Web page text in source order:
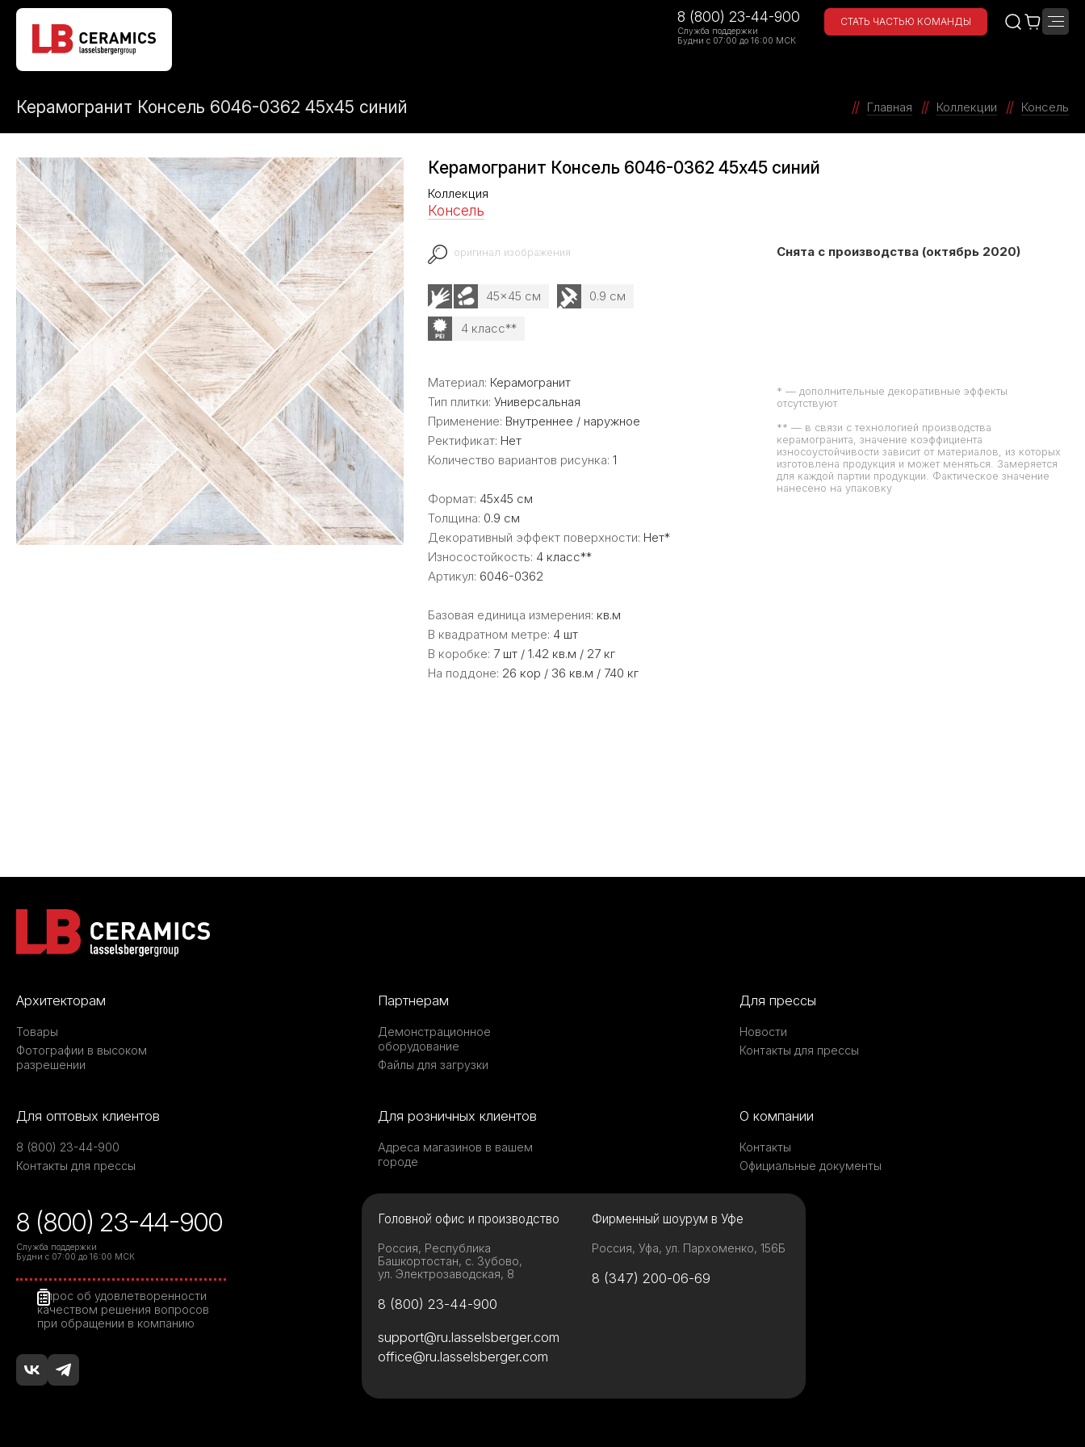
8 (800) 23-44-900
Служба поддержки
Будни с 07:00 до 16:00 МСК
СТАТЬ ЧАСТЬЮ КОМАНДЫ
Керамогранит Консель 6046-0362 45x45 синий Главная Коллекции Консель
Керамогранит Консель 6046-0362 45x45 синий
Коллекция
Консель
оригинал изображения
45x45 см 0.9 см
4 класс**
Снята с производства (октябрь 2020)
Материал: Керамогранит
Тип плитки: Универсальная
Применение: Внутреннее / наружное
Ректификат: Нет
Количество вариантов рисунка: 1
Формат: 45x45 см
Толщина: 0.9 см
Декоративный эффект поверхности: Нет*
Износостойкость: 4 класс**
Артикул: 6046-0362
Базовая единица измерения: кв.м
В квадратном метре: 4 шт
В коробке: 7 шт / 1.42 кв.м / 27 кг
На поддоне: 26 кор / 36 кв.м / 740 кг
* — дополнительные декоративные эффекты
отсутствуют
** — в связи с технологией производства
керамогранита, значение коэффициента
износоустойчивости зависит от материалов, из которых
изготовлена продукция и может меняться. Замеряется
для каждой партии продукции. Фактическое значение
нанесено на упаковку
Архитекторам
Товары
Фотографии в высоком
разрешении
Партнерам
Демонстрационное
оборудование
Файлы для загрузки
Для прессы
Новости
Контакты для прессы
Для оптовых клиентов
8 (800) 23-44-900
Контакты для прессы
Для розничных клиентов
Адреса магазинов в вашем
городе
О компании
Контакты
Официальные документы
8 (800) 23-44-900
Служба поддержки
Будни с 07:00 до 16:00 МСК
Опрос об удовлетворенности
качеством решения вопросов
при обращении в компанию
Головной офис и производство
Россия, Республика
Башкортостан, с. Зубово,
ул. Электрозаводская, 8
8 (800) 23-44-900
Фирменный шоурум в Уфе
Россия, Уфа, ул. Пархоменко, 156Б
8 (347) 200-06-69
support@ru.lasselsberger.com
office@ru.lasselsberger.com